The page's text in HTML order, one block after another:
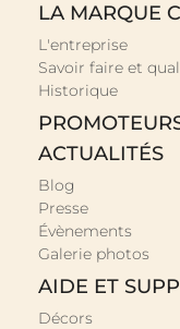
LA MARQUE
L'entreprise
Savoir faire et
Historique
ACTUALITÉS
Blog
Presse
Évènements
Galerie photos
AIDE ET
Décors